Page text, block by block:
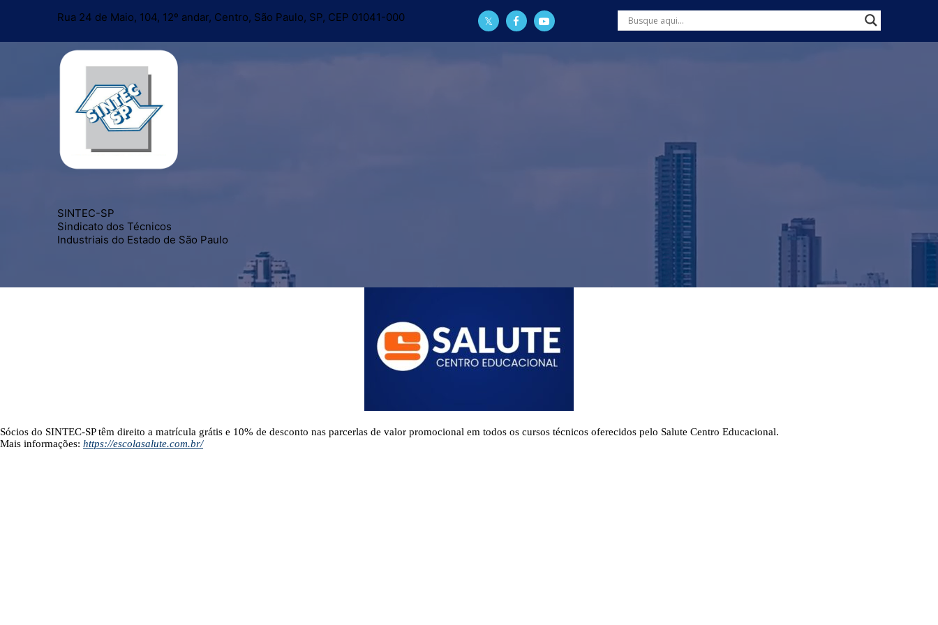
Rua 24 de Maio, 104, 12º andar, Centro, São Paulo, SP, CEP 01041-000
Tocador de vídeo
SINTEC-SP
Sindicato dos Técnicos
Industriais do Estado de São Paulo
Sócios do SINTEC-SP têm direito a matrícula grátis e 10% de desconto nas parcerlas de valor promocional em todos os cursos técnicos oferecidos pelo Salute Centro Educacional.
Mais informações: https://escolasalute.com.br/